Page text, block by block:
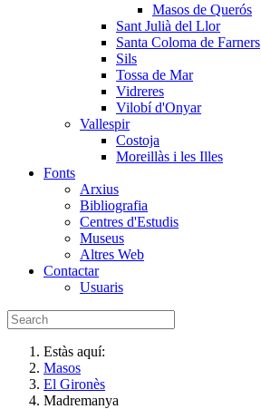
Masos de Querós
Sant Julià del Llor
Santa Coloma de Farners
Sils
Tossa de Mar
Vidreres
Vilobí d'Onyar
Vallespir
Costoja
Moreillàs i les Illes
Fonts
Arxius
Bibliografia
Centres d'Estudis
Museus
Altres Web
Contactar
Usuaris
Estàs aquí:
Masos
El Gironès
Madremanya